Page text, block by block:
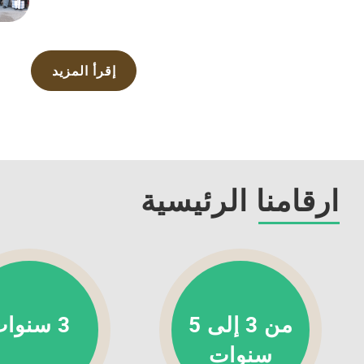
إقرأ المزيد
ارقامنا الرئيسية
من 3 إلى 5
سنوات
3 سنوات